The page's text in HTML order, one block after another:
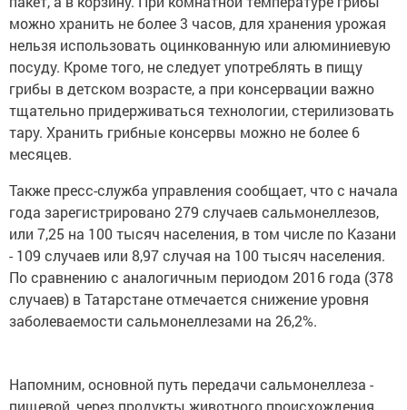
можно хранить не более 3 часов, для хранения урожая
нельзя использовать оцинкованную или алюминиевую
посуду. Кроме того, не следует употреблять в пищу
грибы в детском возрасте, а при консервации важно
тщательно придерживаться технологии, стерилизовать
тару. Хранить грибные консервы можно не более 6
месяцев.
Также пресс-служба управления сообщает, что с начала
года зарегистрировано 279 случаев сальмонеллезов,
или 7,25 на 100 тысяч населения, в том числе по Казани
- 109 случаев или 8,97 случая на 100 тысяч населения.
По сравнению с аналогичным периодом 2016 года (378
случаев) в Татарстане отмечается снижение уровня
заболеваемости сальмонеллезами на 26,2%.
Напомним, основной путь передачи сальмонеллеза -
пищевой, через продукты животного происхождения